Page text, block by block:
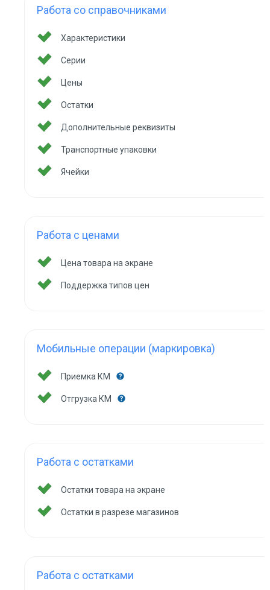
Работа со справочниками
Характеристики
Серии
Цены
Остатки
Дополнительные реквизиты
Транспортные упаковки
Ячейки
Работа с ценами
Цена товара на экране
Поддержка типов цен
Мобильные операции (маркировка)
Приемка КМ
Отгрузка КМ
Работа с остатками
Остатки товара на экране
Остатки в разрезе магазинов
Работа с остатками